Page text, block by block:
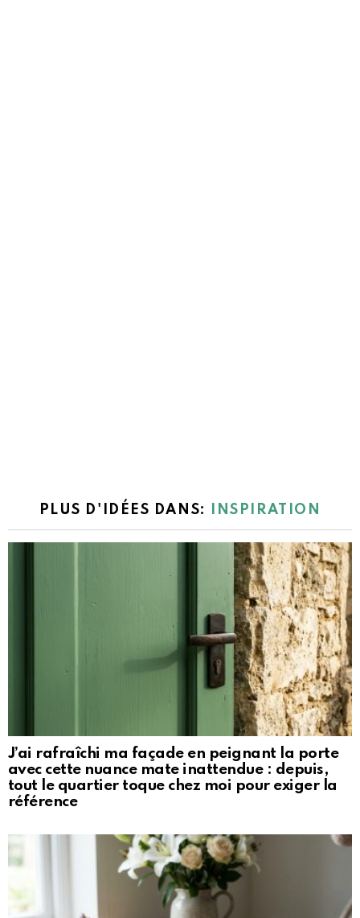
PLUS D'IDÉES DANS: INSPIRATION
J’ai rafraîchi ma façade en peignant la porte
avec cette nuance mate inattendue : depuis,
tout le quartier toque chez moi pour exiger la
référence